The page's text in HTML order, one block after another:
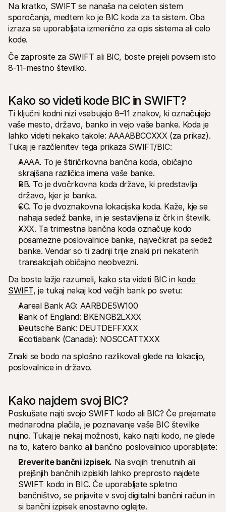
Na kratko, SWIFT se nanaša na celoten sistem
sporočanja, medtem ko je BIC koda za ta sistem. Oba
izraza se uporabljata izmenično za opis sistema ali celo
kode.
Če zaprosite za SWIFT ali BIC, boste prejeli povsem isto
8-11-mestno številko.
Kako so videti kode BIC in SWIFT?
Ti ključni kodni nizi vsebujejo 8–11 znakov, ki označujejo
vaše mesto, državo, banko in vejo vaše banke. Koda je
lahko videti nekako takole: AAAABBCCXXX (za prikaz).
Tukaj je razčlenitev tega prikaza SWIFT/BIC:
AAAA. To je štiričrkovna bančna koda, običajno
skrajšana različica imena vaše banke.
BB. To je dvočrkovna koda države, ki predstavlja
državo, kjer je banka.
CC. To je dvoznakovna lokacijska koda. Kaže, kje se
nahaja sedež banke, in je sestavljena iz črk in številk.
XXX. Ta trimestna bančna koda označuje kodo
posamezne poslovalnice banke, največkrat pa sedež
banke. Vendar so ti zadnji trije znaki pri nekaterih
transakcijah običajno neobvezni.
Da boste lažje razumeli, kako sta videti BIC in kode
SWIFT, je tukaj nekaj kod večjih bank po svetu:
Aareal Bank AG: AARBDE5W100
Bank of England: BKENGB2LXXX
Deutsche Bank: DEUTDEFFXXX
Scotiabank (Canada): NOSCCATTXXX
Znaki se bodo na splošno razlikovali glede na lokacijo,
poslovalnice in državo.
Kako najdem svoj BIC?
Poskušate najti svojo SWIFT kodo ali BIC? Če prejemate
mednarodna plačila, je poznavanje vaše BIC številke
nujno. Tukaj je nekaj možnosti, kako najti kodo, ne glede
na to, katero banko ali bančno poslovalnico uporabljate:
Preverite bančni izpisek. Na svojih trenutnih ali
prejšnjih bančnih izpiskih lahko preprosto najdete
SWIFT kodo in BIC. Če uporabljate spletno
bančništvo, se prijavite v svoj digitalni bančni račun in
si bančni izpisek enostavno oglejte.